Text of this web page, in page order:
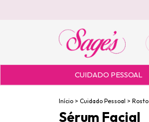
CUIDADO PESSOAL
Início > Cuidado Pessoal > Rosto
Sérum Facial